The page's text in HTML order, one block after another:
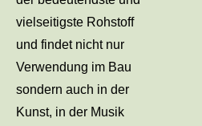
vielseitigste Rohstoff
und findet nicht nur
Verwendung im Bau
sondern auch in der
Kunst, in der Musik